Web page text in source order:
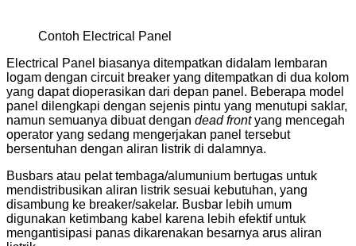
Contoh Electrical Panel
Electrical Panel biasanya ditempatkan didalam lembaran
logam dengan circuit breaker yang ditempatkan di dua kolom
yang dapat dioperasikan dari depan panel. Beberapa model
panel dilengkapi dengan sejenis pintu yang menutupi saklar,
namun semuanya dibuat dengan dead frontyang mencegah
operator yang sedang mengerjakan panel tersebut
bersentuhan dengan aliran listrik di dalamnya.
Busbars atau pelat tembaga/alumunium bertugas untuk
mendistribusikan aliran listrik sesuai kebutuhan, yang
disambung ke breaker/sakelar. Busbar lebih umum
digunakan ketimbang kabel karena lebih efektif untuk
mengantisipasi panas dikarenakan besarnya arus aliran